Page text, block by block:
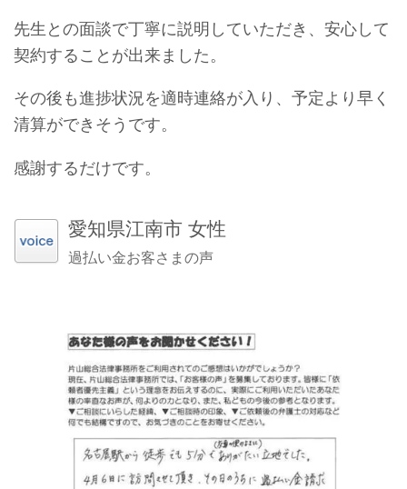
先生との面談で丁寧に説明していただき、安心して
契約することが出来ました。
その後も進捗状況を適時連絡が入り、予定より早く
清算ができそうです。
感謝するだけです。
愛知県江南市 女性
過払い金お客さまの声